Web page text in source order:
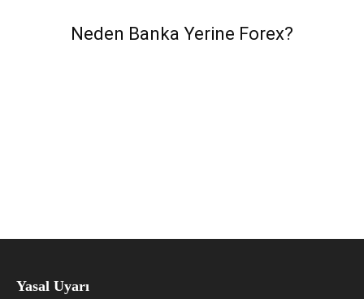
Neden Banka Yerine Forex?
Yasal Uyarı